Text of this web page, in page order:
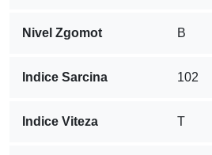
Nivel Zgomot B
Indice Sarcina 102
Indice Viteza T